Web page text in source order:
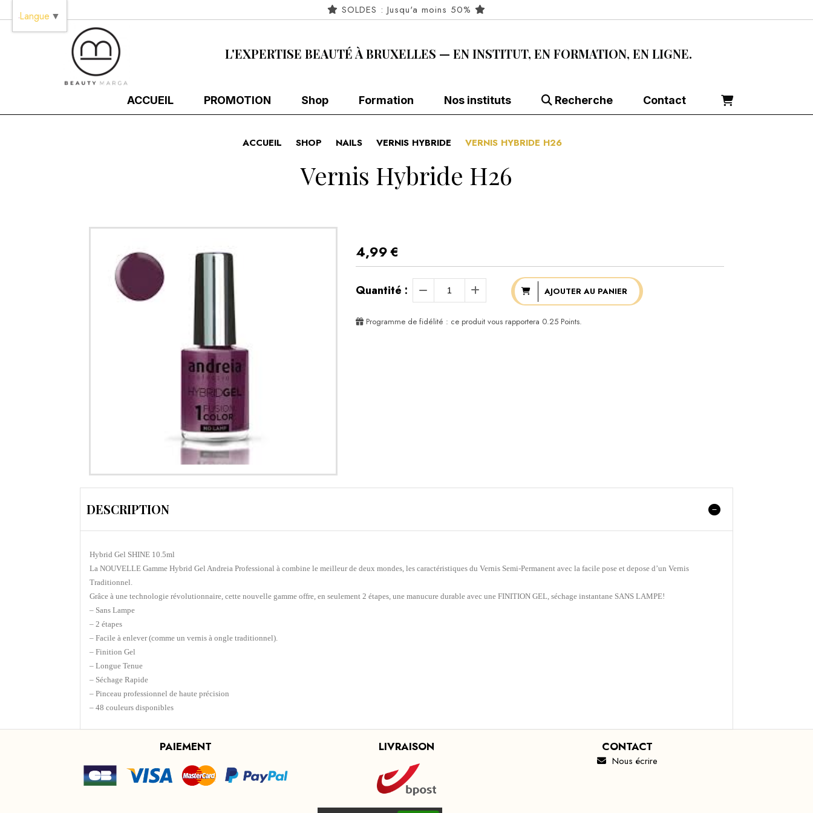
SOLDES : Jusqu'a moins 50%
L'EXPERTISE BEAUTÉ À BRUXELLES — EN INSTITUT, EN FORMATION, EN LIGNE.
ACCUEIL PROMOTION Shop Formation Nos instituts Recherche Contact
ACCUEIL SHOP NAILS VERNIS HYBRIDE VERNIS HYBRIDE H26
Vernis Hybride H26
4,99€
Quantité : AJOUTER AU PANIER
Programme de fidélité : ce produit vous rapportera 0.25Points.
DESCRIPTION
Hybrid Gel SHINE 10.5ml
La NOUVELLE Gamme Hybrid Gel Andreia Professional à combine le meilleur de deux mondes, les caractéristiques du Vernis Semi-Permanent avec la facile pose et depose d’un Vernis
Traditionnel.
Grâce à une technologie révolutionnaire, cette nouvelle gamme offre, en seulement 2 étapes, une manucure durable avec une FINITION GEL, séchage instantane SANS LAMPE!
– Sans Lampe
– 2 étapes
– Facile à enlever (comme un vernis à ongle traditionnel).
– Finition Gel
– Longue Tenue
– Séchage Rapide
– Pinceau professionnel de haute précision
– 48 couleurs disponibles
PAIEMENT LIVRAISON CONTACT
 Nous écrire
Langue ▼